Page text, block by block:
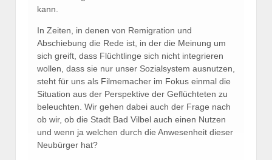
kann.
In Zeiten, in denen von Remigration und
Abschiebung die Rede ist, in der die Meinung um
sich greift, dass Flüchtlinge sich nicht integrieren
wollen, dass sie nur unser Sozialsystem ausnutzen,
steht für uns als Filmemacher im Fokus einmal die
Situation aus der Perspektive der Geflüchteten zu
beleuchten. Wir gehen dabei auch der Frage nach
ob wir, ob die Stadt Bad Vilbel auch einen Nutzen
und wenn ja welchen durch die Anwesenheit dieser
Neubürger hat?